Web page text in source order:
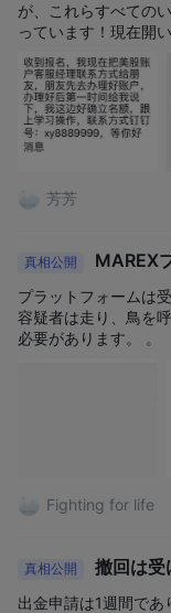
か?
Marex と取引するた
マレックスではど
ますか？
Marex は、外国為替
市場へのアクセスに
ヘッジと投資ソリュ
スを提供します。
が、これらすべての
っています！現在開
comは、同じプラッ
芳芳
真相公開
MAREX
す
プラットフォームは
容疑者は走り、鳥を
必要があります。 。
Fighting for life
真相公開
撤回は受
ップされ、嘘つき
出金申請は1週間で